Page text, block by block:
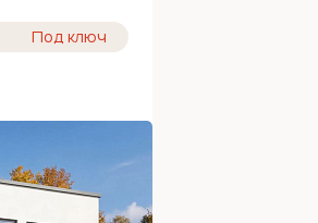
Под ключ